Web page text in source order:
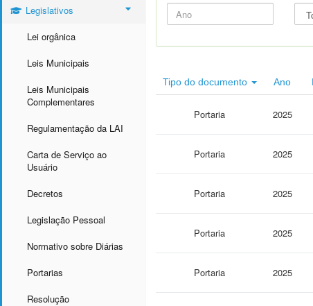
Legislativos
Lei orgânica
Leis Municipais
Leis Municipais
Complementares
Regulamentação da LAI
Carta de Serviço ao
Usuário
Decretos
Legislação Pessoal
Normativo sobre Diárias
Portarias
Resolução
Tipo do documento Ano
Portaria 2025
Portaria 2025
Portaria 2025
Portaria 2025
Portaria 2025